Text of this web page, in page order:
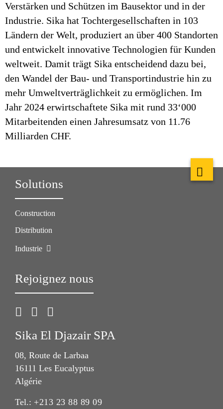
Verstärken und Schützen im Bausektor und in der
Industrie. Sika hat Tochtergesellschaften in 103
Ländern der Welt, produziert an über 400 Standorten
und entwickelt innovative Technologien für Kunden
weltweit. Damit trägt Sika entscheidend dazu bei,
den Wandel der Bau- und Transportindustrie hin zu
mehr Umweltverträglichkeit zu ermöglichen. Im
Jahr 2024 erwirtschaftete Sika mit rund 33‘000
Mitarbeitenden einen Jahresumsatz von 11.76
Milliarden CHF.
Solutions
Construction
Distribution
Industrie
Rejoignez nous
Sika El Djazair SPA
08, Route de Larbaa
16111 Les Eucalyptus
Algérie
Tel.: +213 23 88 89 09